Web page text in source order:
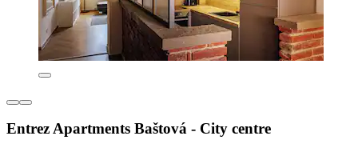
Entrez Apartments Baštová - City centre